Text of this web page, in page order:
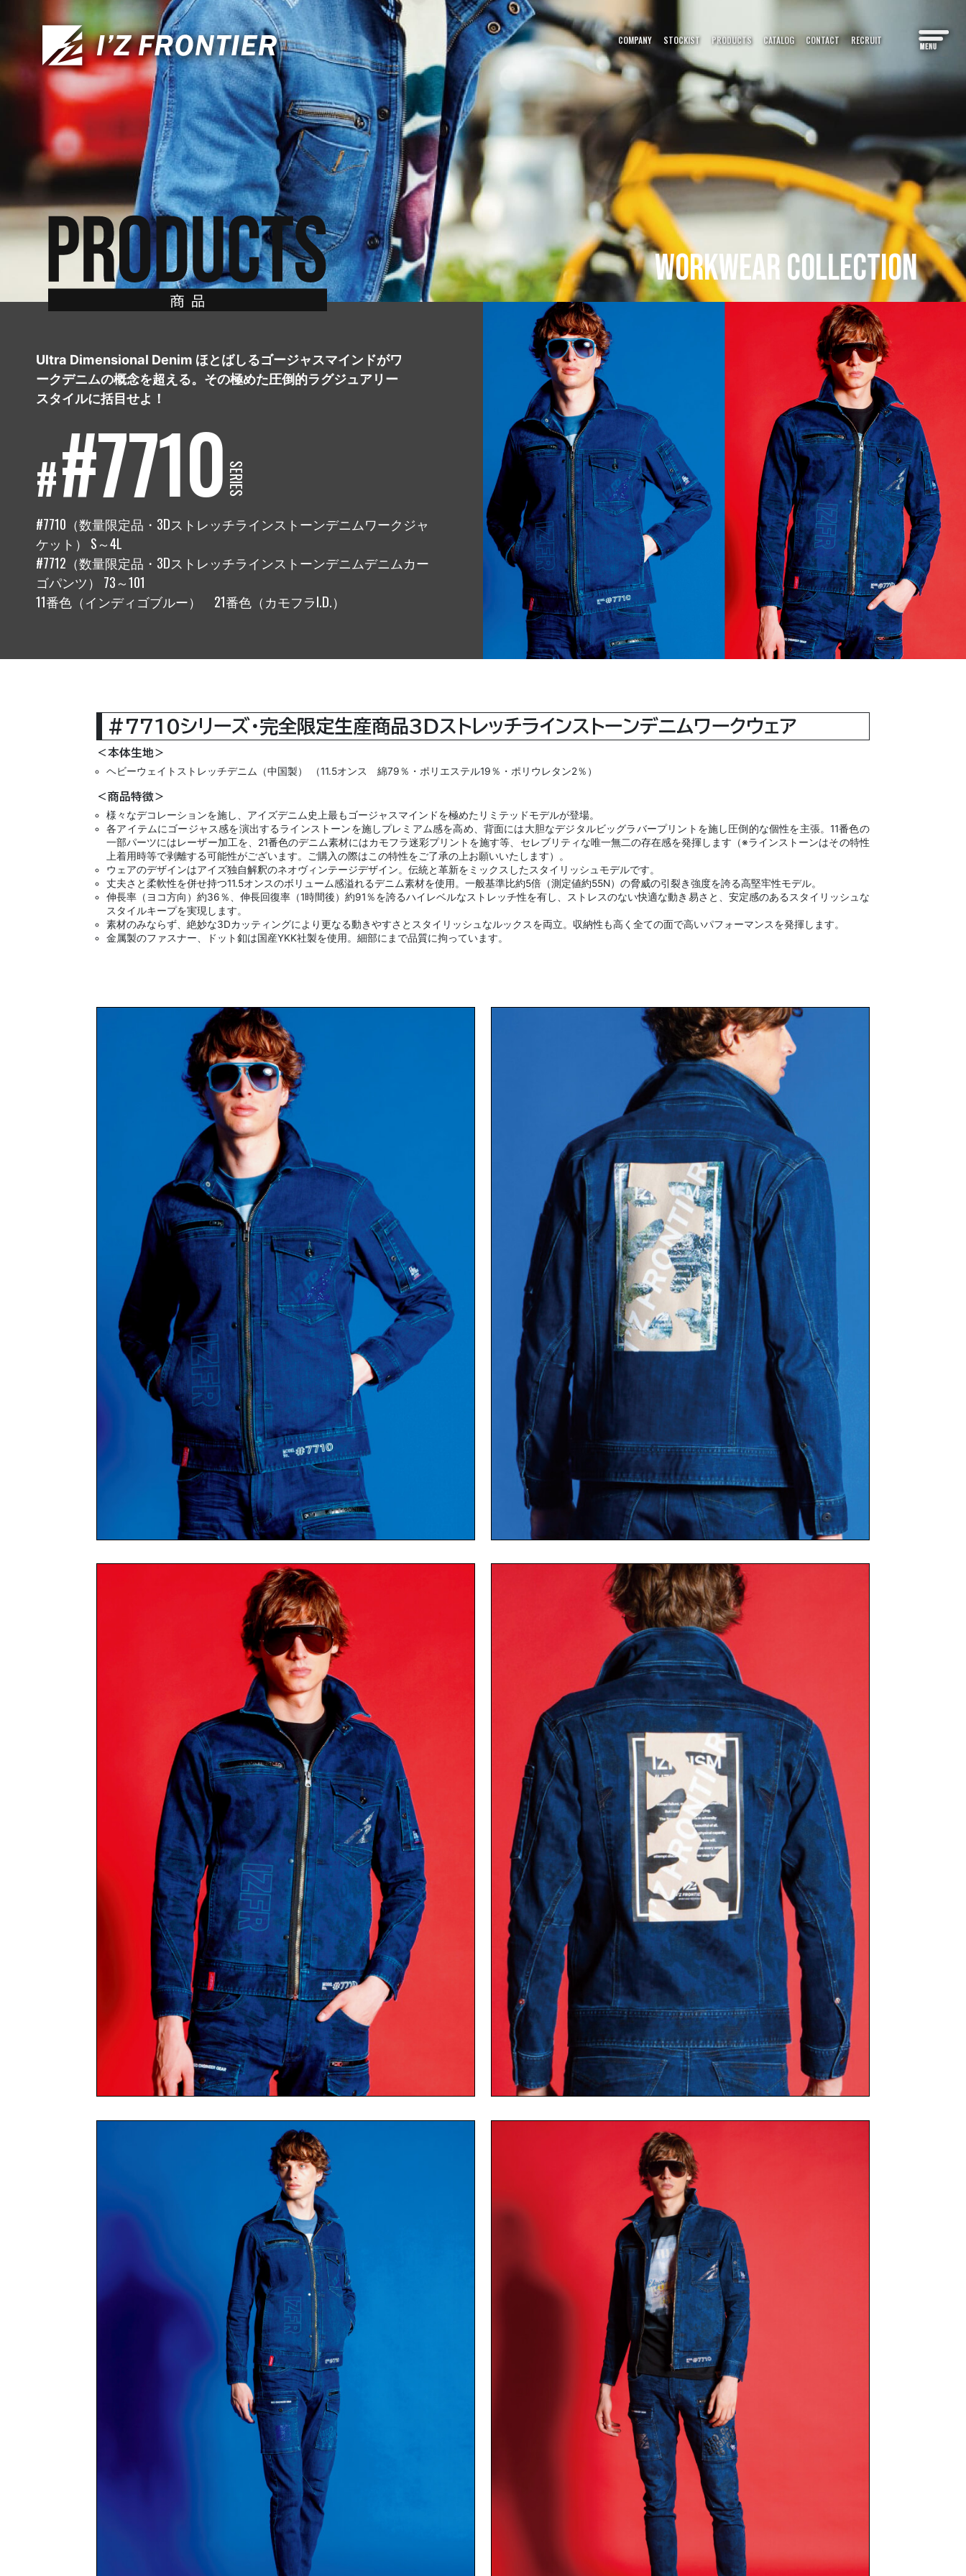
COMPANY STOCKIST PRODUCTS CATALOG CONTACT RECRUIT
CONTACT
お問い合わせ
CATALOG
TOP
トップ
ABOUT US
会社概要
MOVIE
動画一覧
CATALOG
カタログ
PELTIER DEVICE
ペルチェ特設ページ
NEWS＆COLUMN
新着情報
SITE MAP
サイトマップ
販売代理店の方へ
WORKWEARCOLLECTION
Ultra Dimensional Denim ほとばしるゴージャスマインドがワ
ークデニムの概念を超える。その極めた圧倒的ラグジュアリー
スタイルに括目せよ！
#
#7710
SERIES
#7710（数量限定品・3Dストレッチラインストーンデニムワークジャ
ケット） S～4L
#7712（数量限定品・3Dストレッチラインストーンデニムデニムカー
ゴパンツ） 73～101
11番色（インディゴブルー） 21番色（カモフラI.D.）
#7710シリーズ・完全限定生産商品3Dストレッチラインストーンデニムワークウェア
＜本体生地＞
ヘビーウェイトストレッチデニム（中国製） （11.5オンス 綿79％・ポリエステル19％・ポリウレタン2％）
＜商品特徴＞
様々なデコレーションを施し、アイズデニム史上最もゴージャスマインドを極めたリミテッドモデルが登場。
各アイテムにゴージャス感を演出するラインストーンを施しプレミアム感を高め、背面には大胆なデジタルビッグラバープリントを施し圧倒的な個性を主張。11番色の
一部パーツにはレーザー加工を、21番色のデニム素材にはカモフラ迷彩プリントを施す等、セレブリティな唯一無二の存在感を発揮します（※ラインストーンはその特性
上着用時等で剥離する可能性がございます。ご購入の際はこの特性をご了承の上お願いいたします）。
ウェアのデザインはアイズ独自解釈のネオヴィンテージデザイン。伝統と革新をミックスしたスタイリッシュモデルです。
丈夫さと柔軟性を併せ持つ11.5オンスのボリューム感溢れるデニム素材を使用。一般基準比約5倍（測定値約55N）の脅威の引裂き強度を誇る高堅牢性モデル。
伸長率（ヨコ方向）約36％、伸長回復率（1時間後）約91％を誇るハイレベルなストレッチ性を有し、ストレスのない快適な動き易さと、安定感のあるスタイリッシュな
スタイルキープを実現します。
素材のみならず、絶妙な3Dカッティングにより更なる動きやすさとスタイリッシュなルックスを両立。収納性も高く全ての面で高いパフォーマンスを発揮します。
金属製のファスナー、ドット釦は国産YKK社製を使用。細部にまで品質に拘っています。